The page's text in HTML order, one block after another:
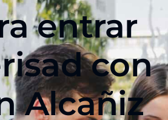
entrar
con
Alcañiz​